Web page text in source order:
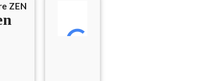
ZEN